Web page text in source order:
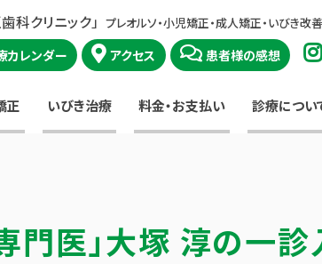
科クリニック」 プレオルソ・小児矯正・成人矯正・いびき改善
カレンダー アクセス 患者様の感想
正 いびき治療 料金・お支払い 診療につい
門医」大塚 淳の一診